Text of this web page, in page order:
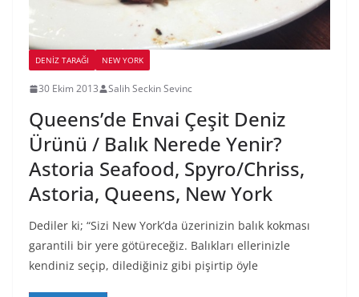
DENIZ TARAĞI NEW YORK
30 Ekim 2013 Salih Seckin Sevinc
Queens’de Envai Çeşit Deniz
Ürünü / Balık Nerede Yenir?
Astoria Seafood, Spyro/Chriss,
Astoria, Queens, New York
Dediler ki; “Sizi New York’da üzerinizin balık kokması
garantili bir yere götüreceğiz. Balıkları ellerinizle
kendiniz seçip, dilediğiniz gibi pişirtip öyle